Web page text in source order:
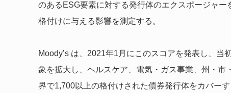
のあるESG要素に対する発行体のエクスポージャ
格付けに与える影響を測定する。
Moody’s は、2021年1月にこのスコアを発表し、
象を拡大し、ヘルスケア、電気・ガス事業、州・
界で1,700以上の格付けされた債券発行体をカバーす